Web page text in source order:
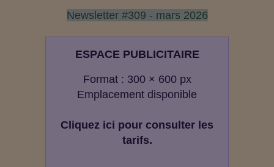
Newsletter #309 - mars 2026
ESPACE PUBLICITAIRE
Format : 300 × 600 px
Emplacement disponible
Cliquez ici pour consulter les
tarifs.